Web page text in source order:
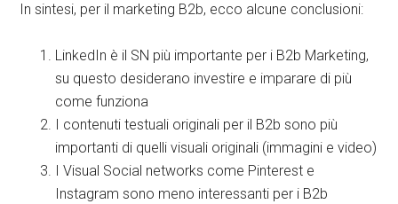
In sintesi, per il marketing B2b, ecco alcune conclusioni:
LinkedIn è il SN più importante per i B2b Marketing,
su questo desiderano investire e imparare di più
come funziona
I contenuti testuali originali per il B2b sono più
importanti di quelli visuali originali (immagini e video)
I Visual Social networks come Pinterest e
Instagram sono meno interessanti per i B2b